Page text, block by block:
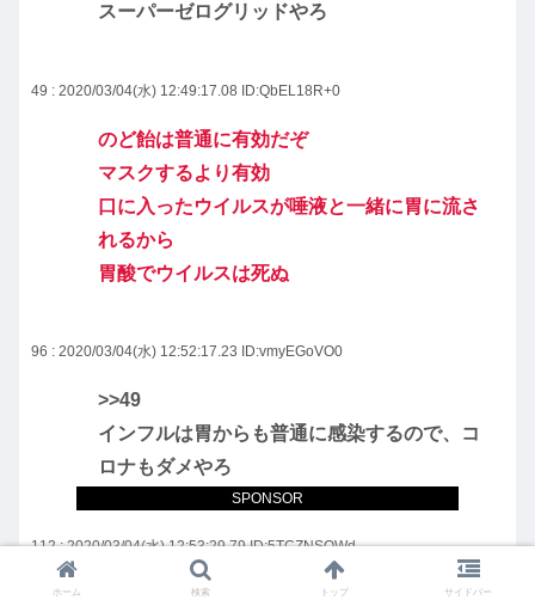
SPONSOR
スーパーゼログリッドやろ
49 : 2020/03/04(水) 12:49:17.08 ID:QbEL18R+0
のど飴は普通に有効だぞ
マスクするより有効
口に入ったウイルスが唾液と一緒に胃に流さ
れるから
胃酸でウイルスは死ぬ
96 : 2020/03/04(水) 12:52:17.23 ID:vmyEGoVO0
>>49
インフルは胃からも普通に感染するので、コ
ロナもダメやろ
112 : 2020/03/04(水) 12:53:29.79ID:5TCZNSQWd
ホーム 検索 トップ サイドバー